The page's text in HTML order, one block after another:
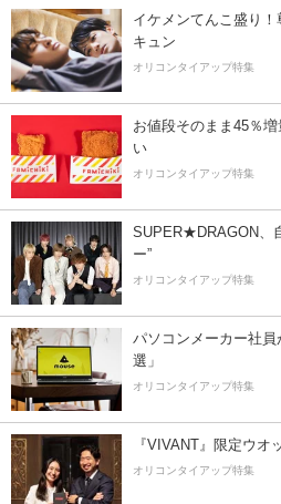
イケメンてんこ盛り
キュン
オリコンタイアップ特集
お値段そのまま45％
い
オリコンタイアップ特集
SUPER★DRAGON、
ー”
オリコンタイアップ特集
パソコンメーカー社
選」
オリコンタイアップ特集
『VIVANT』限定ウ
オリコンタイアップ特集